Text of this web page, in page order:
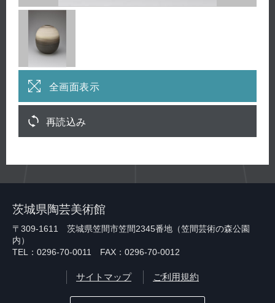
全画面表示
再読込み
茨城県陶芸美術館
〒309-1611 茨城県笠間市笠間2345番地（笠間芸術の森公園
内）
TEL：0296-70-0011 FAX：0296-70-0012
サイトマップ ご利用規約